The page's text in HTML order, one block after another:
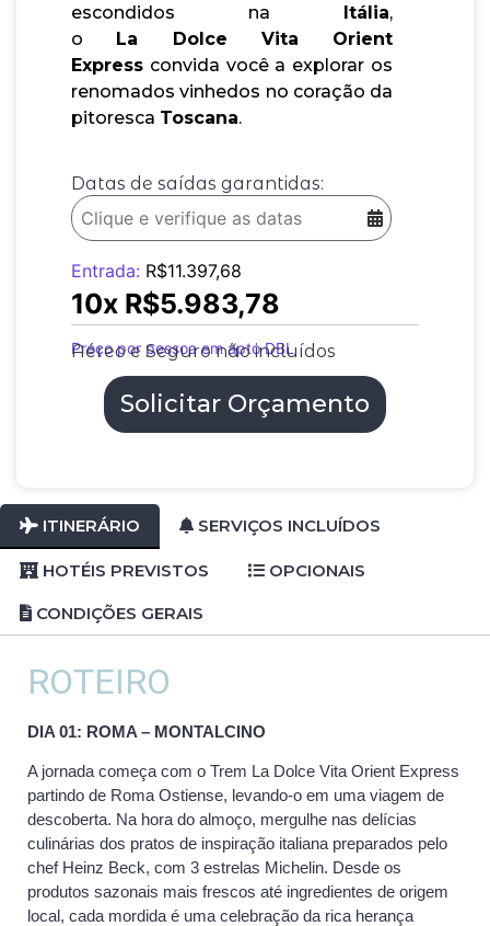
escondidos na Itália,
o La Dolce Vita Orient
Express convida você a explorar os
renomados vinhedos no coração da
pitoresca Toscana.
Datas de saídas garantidas:
Entrada: R$11.397,68
10x R$5.983,78
Preço por pessoa em apto DBL
Aéreo e Seguro não incluídos
Solicitar Orçamento
ITINERÁRIO SERVIÇOS INCLUÍDOS
HOTÉIS PREVISTOS OPCIONAIS
CONDIÇÕES GERAIS
ROTEIRO
DIA 01: ROMA – MONTALCINO
A jornada começa com o Trem La Dolce Vita Orient Express
partindo de Roma Ostiense, levando-o em uma viagem de
descoberta. Na hora do almoço, mergulhe nas delícias
culinárias dos pratos de inspiração italiana preparados pelo
chef Heinz Beck, com 3 estrelas Michelin. Desde os
produtos sazonais mais frescos até ingredientes de origem
local, cada mordida é uma celebração da rica herança